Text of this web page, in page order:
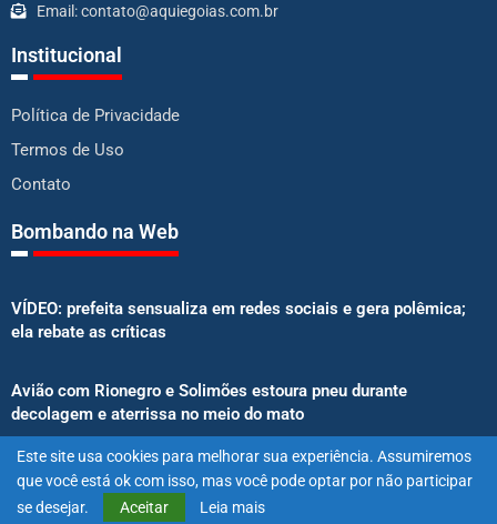
Email: contato@aquiegoias.com.br
Institucional
Política de Privacidade
Termos de Uso
Contato
Bombando na Web
VÍDEO: prefeita sensualiza em redes sociais e gera polêmica;
ela rebate as críticas
Avião com Rionegro e Solimões estoura pneu durante
decolagem e aterrissa no meio do mato
Senado aprova proibição de atletas e influenciadores em
anúncios de bets
Este site usa cookies para melhorar sua experiência. Assumiremos
que você está ok com isso, mas você pode optar por não participar
se desejar.
Aceitar Leia mais